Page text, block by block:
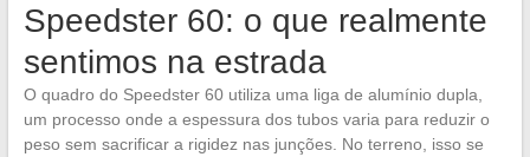
Speedster 60: o que realmente
sentimos na estrada
O quadro do Speedster 60 utiliza uma liga de alumínio dupla,
um processo onde a espessura dos tubos varia para reduzir o
peso sem sacrificar a rigidez nas junções. No terreno, isso se